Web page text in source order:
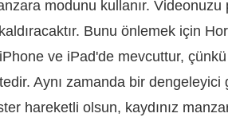
modunu kullanır.
Bunu önlemek için
ve iPad'de mevcuttur,
Aynı zamanda bir
hareketli olsun, kaydınız